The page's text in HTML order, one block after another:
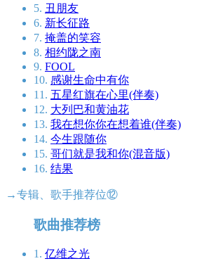
5. 丑朋友
6. 新长征路
7. 掩盖的笑容
8. 相约陇之南
9. FOOL
10. 感谢生命中有你
11. 五星红旗在心里(伴奏)
12. 大列巴和黄油花
13. 我在想你你在想着谁(伴奏)
14. 今生跟随你
15. 哥们就是我和你(混音版)
16. 结果
→专辑、歌手推荐位⑫
歌曲推荐榜
1. 亿维之光